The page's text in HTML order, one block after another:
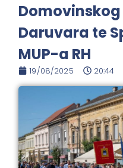
Daruvara te
MUP-a RH
19/08/2025 20:44